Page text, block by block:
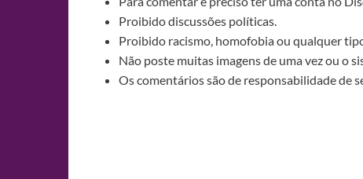
Proibido discussões políticas.
Proibido racismo, homofobia ou qualquer
Não poste muitas imagens de uma vez ou o
Os comentários são de responsabilidade de